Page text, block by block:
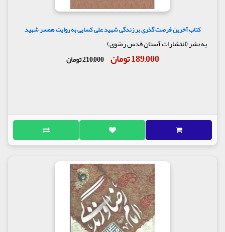
کتاب آخرین فرصت گذری بر زندگی شهید علی کسایی به روایت همسر شهید
به نشر (انتشارات آستان قدس رضوی)
189,000 تومان 210,000 تومان